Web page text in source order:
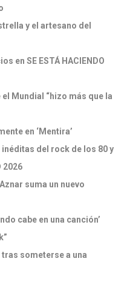
y el artesano del
en SE ESTÁ HACIENDO
Mundial “hizo más que la
en ‘Mentira’
del rock de los 80 y
2026
suma un nuevo
cabe en una canción’
someterse a una